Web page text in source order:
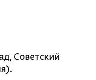
Советский